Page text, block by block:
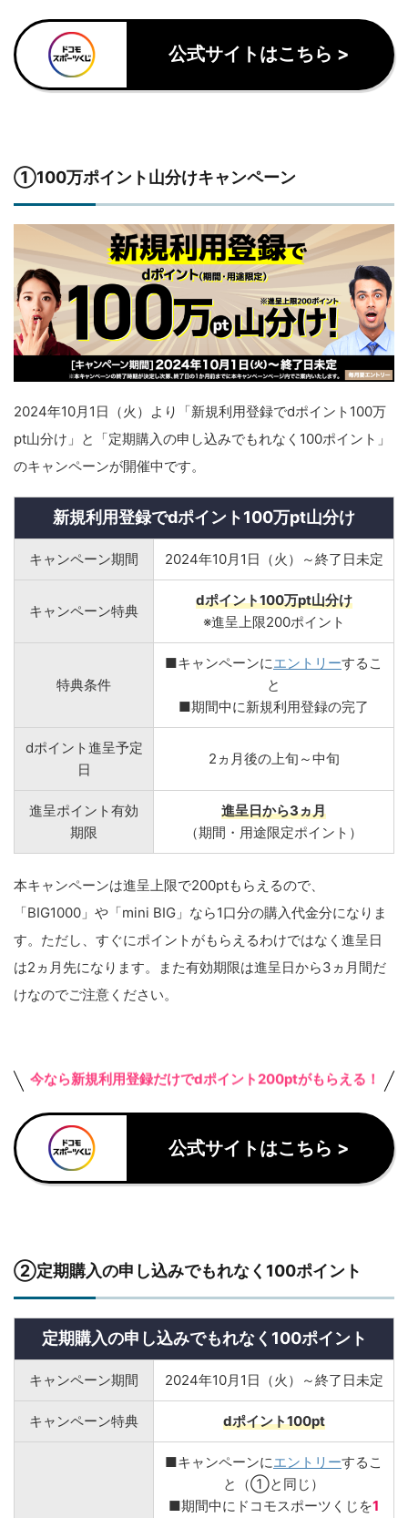
公式サイトはこちら >
①100万ポイント山分けキャンペーン
2024年10月1日（火）より「新規利用登録でdポイント100万
pt山分け」と「定期購入の申し込みでもれなく100ポイント」
のキャンペーンが開催中です。
新規利用登録でdポイント100万pt山分け
キャンペーン期間 2024年10月1日（火）～終了日未定
キャンペーン特典
dポイント100万pt山分け
※進呈上限200ポイント
特典条件
■キャンペーンにエントリーするこ
と
■期間中に新規利用登録の完了
dポイント進呈予定
日
2ヵ月後の上旬～中旬
進呈ポイント有効
期限
進呈日から3ヵ月
（期間・用途限定ポイント）
本キャンペーンは進呈上限で200ptもらえるので、
「BIG1000」や「mini BIG」なら1口分の購入代金分になりま
す。ただし、すぐにポイントがもらえるわけではなく進呈日
は2ヵ月先になります。また有効期限は進呈日から3ヵ月間だ
けなのでご注意ください。
今なら新規利用登録だけでdポイント200ptがもらえる！
公式サイトはこちら >
②定期購入の申し込みでもれなく100ポイント
定期購入の申し込みでもれなく100ポイント
キャンペーン期間 2024年10月1日（火）～終了日未定
キャンペーン特典 dポイント100pt
■キャンペーンにエントリーするこ
と（①と同じ）
■期間中にドコモスポーツくじを1